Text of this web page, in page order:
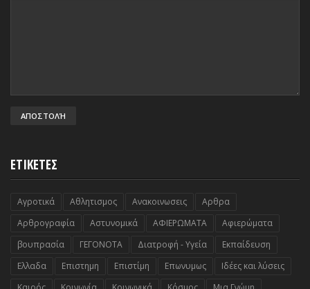
ΕΤΙΚΕΤΕΣ
Αγροτικά Αθλητισμος Ανακοινωσεις
Αρθρα
Αρθρογραφία
Αστυνομικά ΑΦΙΕΡΩΜΑΤΑ
Αφιερώματα
βουπρασία
ΓΕΓΟΝΟΤΑ Διατροφή - Υγεία
Εκπαίδευση
Ελλαδα
Επιστημη Επιστίμη Επωνυμως
Ιδέες και λύσεις